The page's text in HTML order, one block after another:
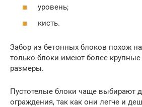
уровень;
кисть.
Забор из бетонных блоков похож
только блоки имеют более крупные
размеры.
Пустотелые блоки чаще выбирают
ограждения, так как они легче и